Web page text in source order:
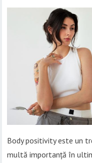
Body positivity este un
multă importanță în